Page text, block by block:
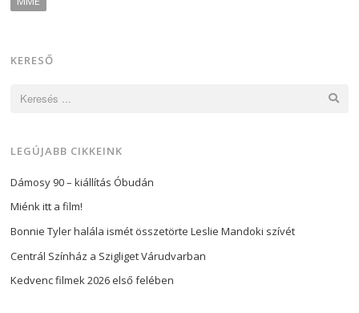
KERESŐ
LEGÚJABB CIKKEINK
Dámosy 90 – kiállítás Óbudán
Miénk itt a film!
Bonnie Tyler halála ismét összetörte Leslie Mandoki szívét
Centrál Színház a Szigliget Várudvarban
Kedvenc filmek 2026 első felében